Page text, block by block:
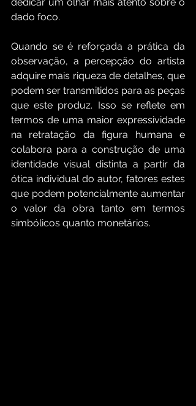
dedicar um olhar mais atento sobre o
dado foco.
Quando se é reforçada a prática da
observação, a percepção do artista
adquire mais riqueza de detalhes, que
podem ser transmitidos para as peças
que este produz. Isso se reflete em
termos de uma maior expressividade
na retratação da figura humana e
colabora para a construção de uma
identidade visual distinta a partir da
ótica individual do autor, fatores estes
que podem potencialmente aumentar
o valor da obra tanto em termos
simbólicos quanto monetários.